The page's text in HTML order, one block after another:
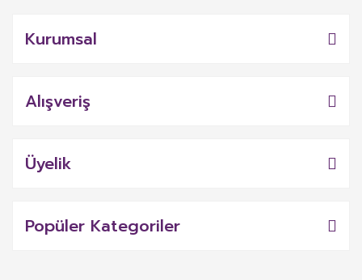
Kurumsal
Alışveriş
Üyelik
Popüler Kategoriler